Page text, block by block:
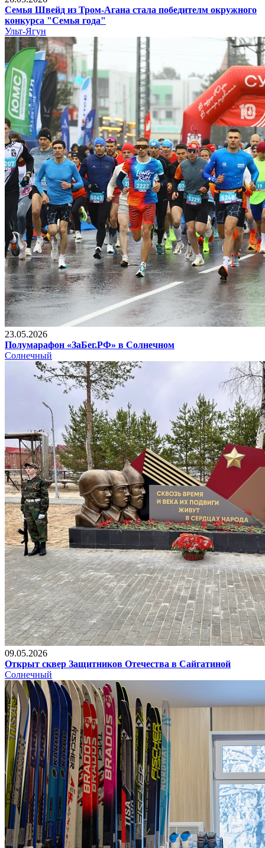
Семья Швейд из Тром-Агана стала победителм окружного
конкурса "Семья года"
Ульт-Ягун
23.05.2026
Полумарафон «ЗаБег.РФ» в Солнечном
Солнечный
09.05.2026
Открыт сквер Защитников Отечества в Сайгатиной
Солнечный